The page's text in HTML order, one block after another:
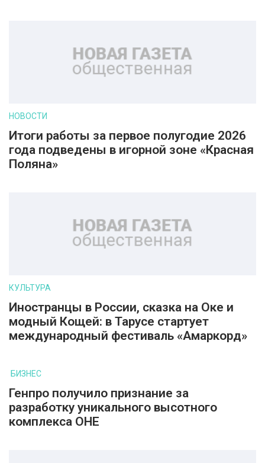
НОВОСТИ
Итоги работы за первое полугодие 2026
года подведены в игорной зоне «Красная
Поляна»
КУЛЬТУРА
Иностранцы в России, сказка на Оке и
модный Кощей: в Тарусе стартует
международный фестиваль «Амаркорд»
БИЗНЕС
Генпро получило признание за
разработку уникального высотного
комплекса ОНЕ